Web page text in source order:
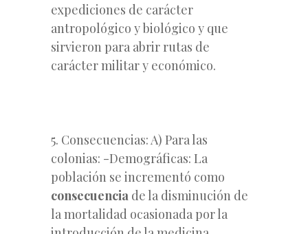
expediciones de carácter
antropológico y biológico y que
sirvieron para abrir rutas de
carácter militar y económico.
5. Consecuencias: A) Para las
colonias: -Demográficas: La
población se incrementó como
consecuencia de la disminución de
la mortalidad ocasionada por la